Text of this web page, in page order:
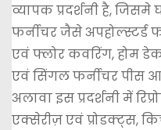
व्यापक प्रदर्शनी है,
फर्नीचर जैसे अपहोल्स्टर्ड
एवं फ्लोर कवरिंग, होम
एवं सिंगल फर्नीचर पीस
अलावा इस प्रदर्शनी में
एक्सेरीज़ एवं प्रोडक्ट्स,